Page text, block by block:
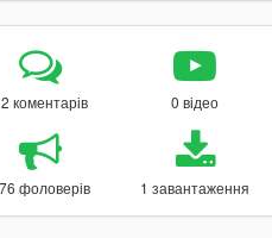
коментарів 0 відео
фоловерів 1 завантаження